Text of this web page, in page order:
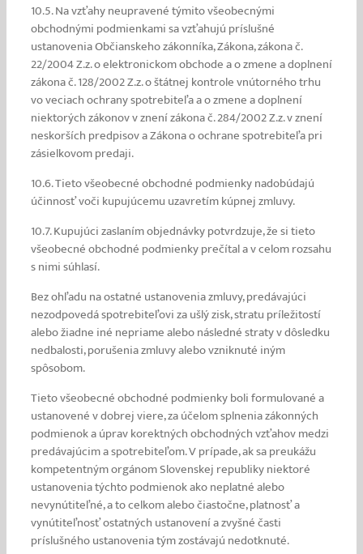
10.5. Na vzťahy neupravené týmito všeobecnými
obchodnými podmienkami sa vzťahujú príslušné
ustanovenia Občianskeho zákonníka, Zákona, zákona č.
22/2004 Z.z. o elektronickom obchode a o zmene a doplnení
zákona č. 128/2002 Z.z. o štátnej kontrole vnútorného trhu
vo veciach ochrany spotrebiteľa a o zmene a doplnení
niektorých zákonov v znení zákona č. 284/2002 Z.z. v znení
neskorších predpisov a Zákona o ochrane spotrebiteľa pri
zásielkovom predaji.
10.6. Tieto všeobecné obchodné podmienky nadobúdajú
účinnosť voči kupujúcemu uzavretím kúpnej zmluvy.
10.7. Kupujúci zaslaním objednávky potvrdzuje, že si tieto
všeobecné obchodné podmienky prečítal a v celom rozsahu
s nimi súhlasí.
Bez ohľadu na ostatné ustanovenia zmluvy, predávajúci
nezodpovedá spotrebiteľovi za ušlý zisk, stratu príležitostí
alebo žiadne iné nepriame alebo následné straty v dôsledku
nedbalosti, porušenia zmluvy alebo vzniknuté iným
spôsobom.
Tieto všeobecné obchodné podmienky boli formulované a
ustanovené v dobrej viere, za účelom splnenia zákonných
podmienok a úprav korektných obchodných vzťahov medzi
predávajúcim a spotrebiteľom. V prípade, ak sa preukážu
kompetentným orgánom Slovenskej republiky niektoré
ustanovenia týchto podmienok ako neplatné alebo
nevynútiteľné, a to celkom alebo čiastočne, platnosť a
vynútiteľnosť ostatných ustanovení a zvyšné časti
príslušného ustanovenia tým zostávajú nedotknuté.